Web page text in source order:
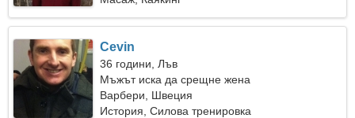
Cevin
36 години, Лъв
Мъжът иска да срещне жена
Варбери, Швеция
История, Силова тренировка